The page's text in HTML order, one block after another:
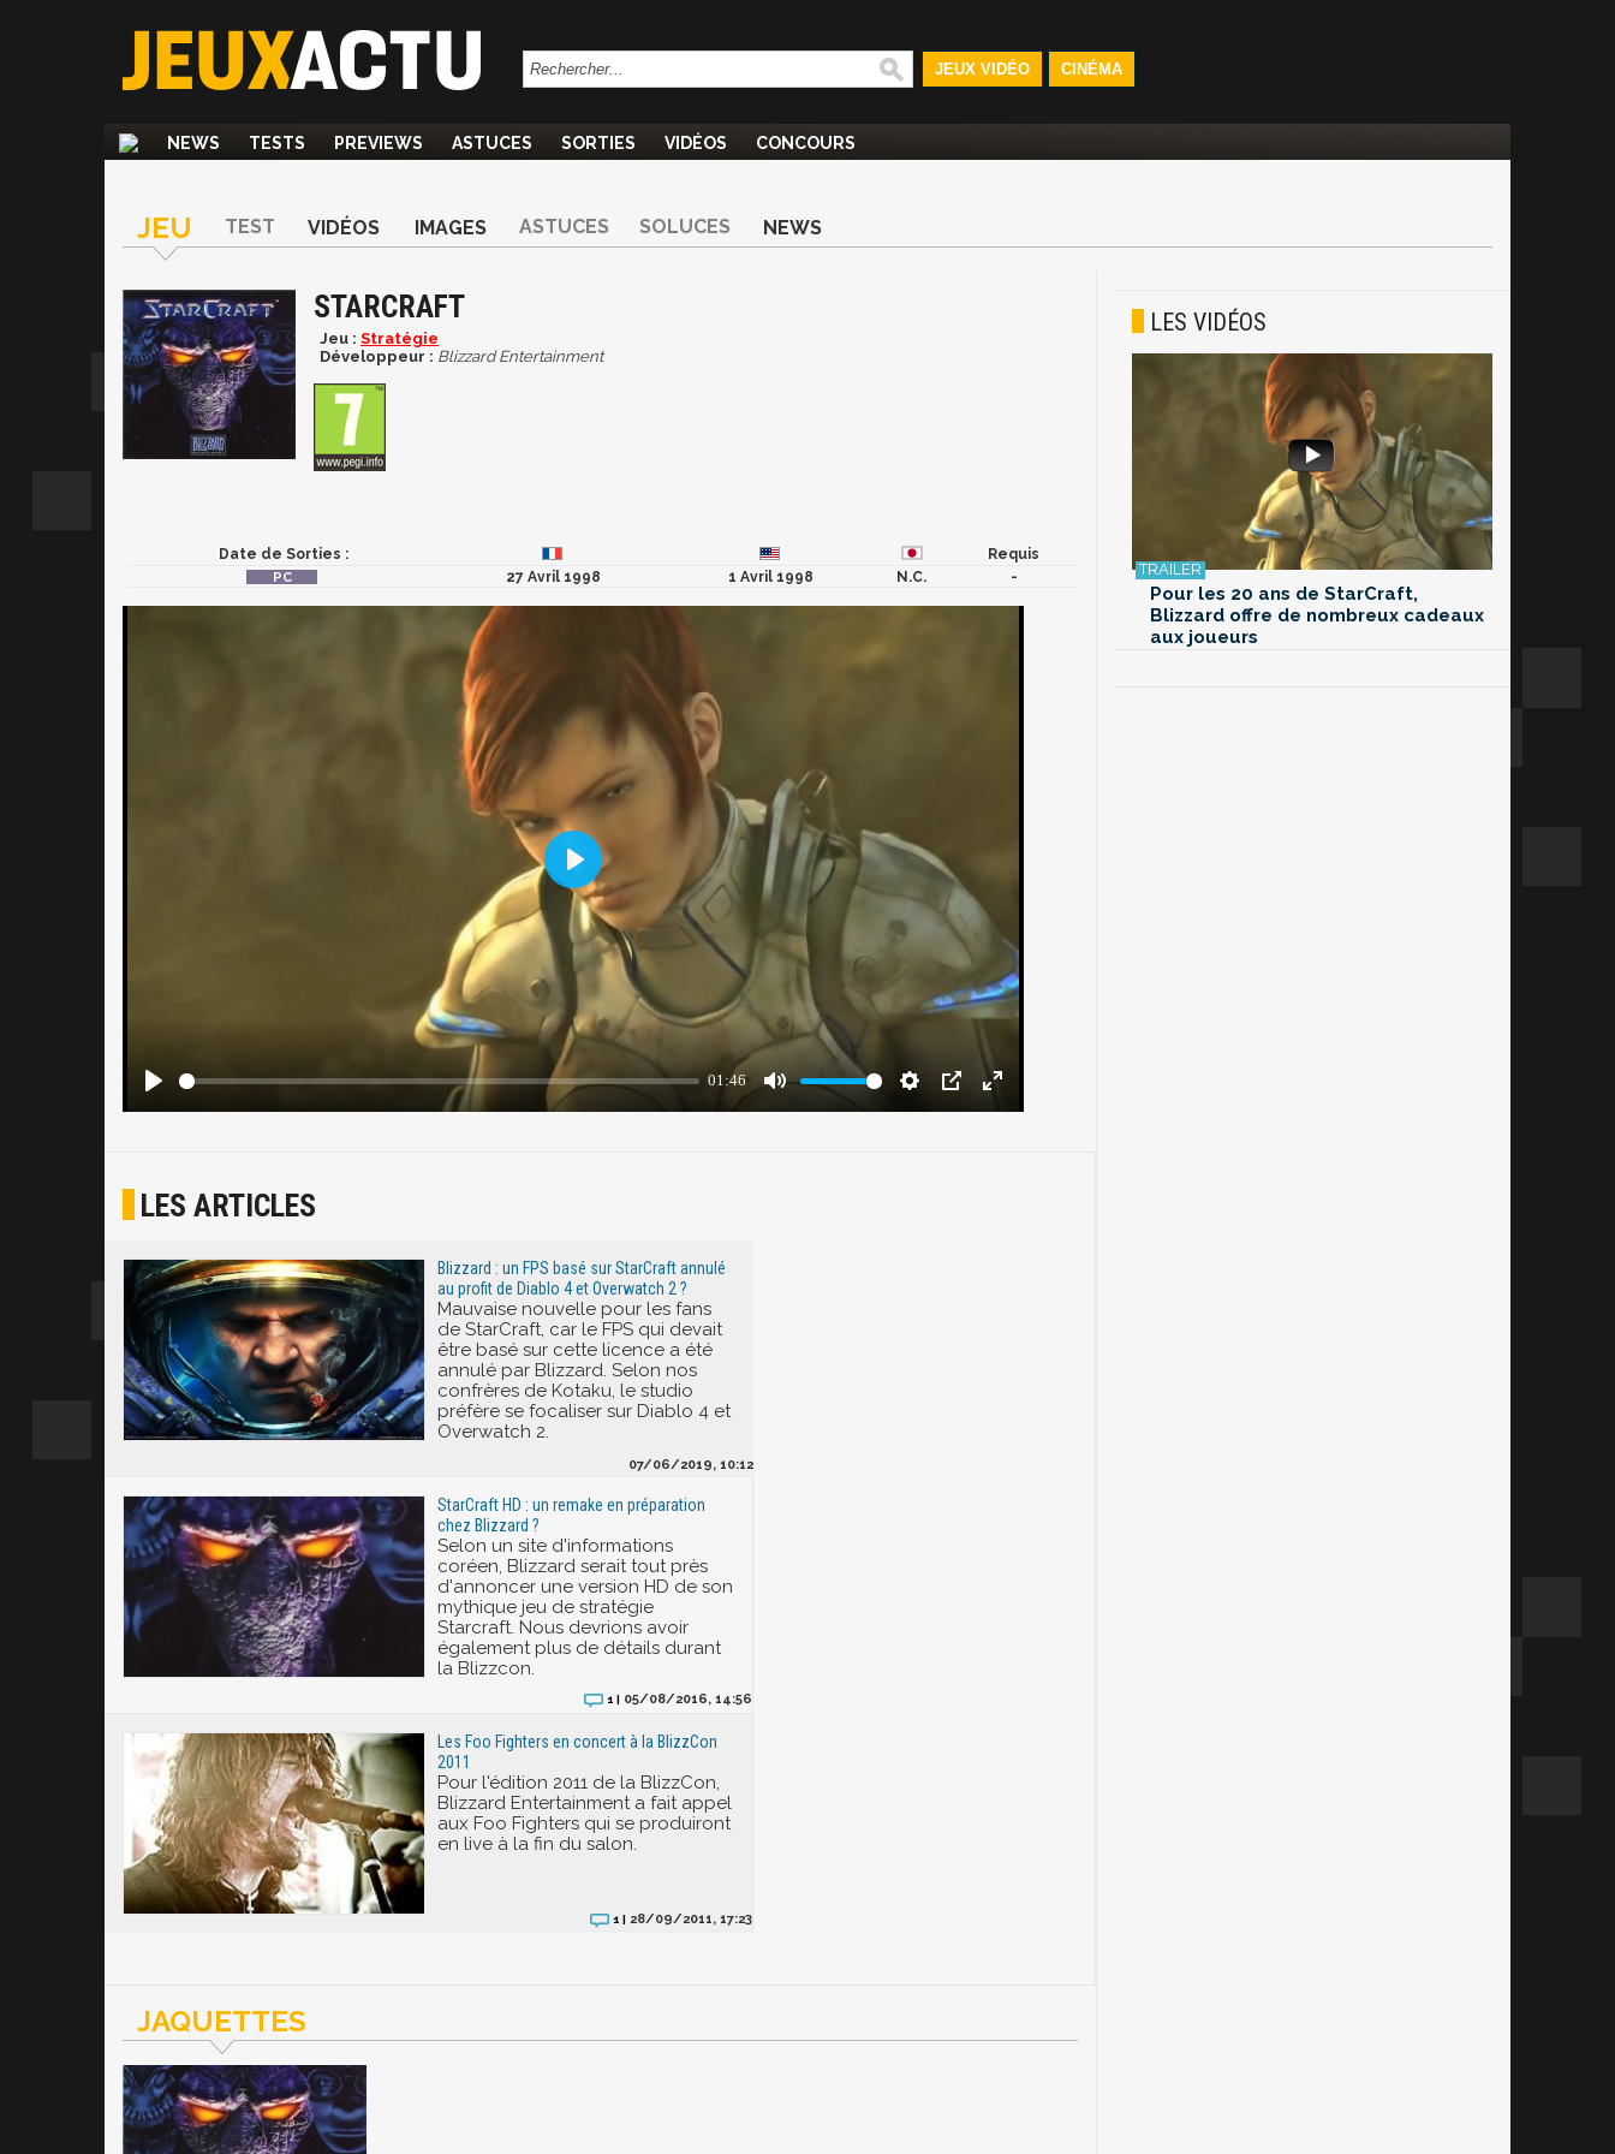
JEUX VIDÉO CINÉMA
NEWS TESTS PREVIEWS ASTUCES SORTIES VIDÉOS CONCOURS
JEU TEST VIDÉOS IMAGES ASTUCES SOLUCES NEWS
STARCRAFT
Jeu : Stratégie
Développeur : Blizzard Entertainment
Date de Sorties :
Requis
27 Avril 1998
1 Avril 1998 N.C. -
LES ARTICLES
Blizzard : un FPS basé sur StarCraft annulé
au profit de Diablo 4 et Overwatch 2 ?
Mauvaise nouvelle pour les fans
de StarCraft, car le FPS qui devait
être basé sur cette licence a été
annulé par Blizzard. Selon nos
confrères de Kotaku, le studio
préfère se focaliser sur Diablo 4 et
Overwatch 2.
07/06/2019, 10:12
StarCraft HD : un remake en préparation
chez Blizzard ?
Selon un site d'informations
coréen, Blizzard serait tout près
d'annoncer une version HD de son
mythique jeu de stratégie
Starcraft. Nous devrions avoir
également plus de détails durant
la Blizzcon.
1 | 05/08/2016, 14:56
Les Foo Fighters en concert à la BlizzCon
2011
Pour l'édition 2011 de la BlizzCon,
Blizzard Entertainment a fait appel
aux Foo Fighters qui se produiront
en live à la fin du salon.
1 | 28/09/2011, 17:23
JAQUETTES
LES VIDÉOS
Pour les 20 ans de StarCraft,
Blizzard offre de nombreux cadeaux
aux joueurs